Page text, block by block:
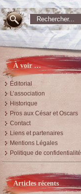
À voir …
Éditorial
L’association
Historique
Pros aux César et Oscars
Contact
Liens et partenaires
Mentions Légales
Politique de confidentialité
Articles récents